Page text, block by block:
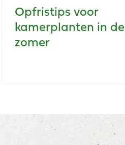
Opfristips voor
kamerplanten in de
zomer